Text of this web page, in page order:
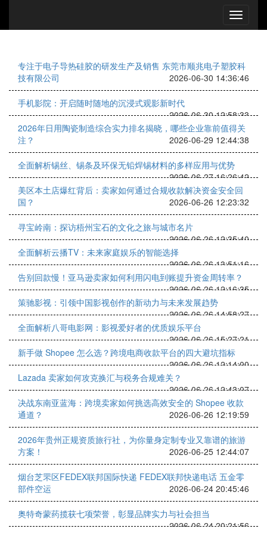
专注于电子导热硅胶的研发生产及销售 东莞市顺兆电子塑胶科
技有限公司
2026-06-30 14:36:46
手机影院：开启随时随地的沉浸式观影新时代
2026-06-30 12:58:33
2026年日用陶瓷制造综合实力排名揭晓，哪些企业靠前值得关
注？
2026-06-29 12:44:38
全面解析锡丝、锡条及环保无铅焊锡材料的多样应用与优势
2026-06-27 16:26:42
美区本土店爆红背后：卖家如何通过合规收款解决资金安全回
国？
2026-06-26 12:23:32
寻宝岭南：探访梧州宝石的文化之旅与城市名片
2026-06-26 12:35:40
全面解析云播TV：未来家庭娱乐的智能选择
2026-06-26 13:51:16
告别回款慢！亚马逊卖家如何利用闪电到账提升资金周转率？
2026-06-26 12:16:35
策驰影视：引领中国影视创作的新动力与未来发展趋势
2026-06-26 14:58:27
全面解析八哥电影网：影视爱好者的优质娱乐平台
2026-06-26 15:27:21
新手做 Shopee 怎么选？跨境电商收款平台的四大避坑指标
2026-06-26 12:14:00
Lazada 卖家如何攻克换汇与税务合规难关？
2026-06-26 12:43:07
决战东南亚蓝海：跨境卖家如何挑选高效安全的 Shopee 收款
通道？
2026-06-26 12:19:59
2026年贵州正规资质旅行社，为你量身定制专业又靠谱的旅游
方案！
2026-06-25 12:44:07
烟台‌芝罘区FEDEX联邦国际快递 FEDEX联邦快递电话 五金零
部件空运
2026-06-24 20:45:46
奥特奇蒙药揽获七项荣誉，彰显品牌实力与社会担当
2026-06-24 20:21:56